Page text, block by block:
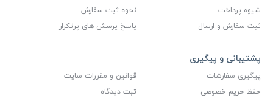
شیوه پرداخت
نحوه ثبت سفارش
ثبت سفارش و ارسال
پاسخ پرسش های پرتکرار
پشتیبانی و پیگیری
پیگیری سفارشات
قوانین و مقررات سایت
حفظ حریم خصوصی
ثبت دیدگاه